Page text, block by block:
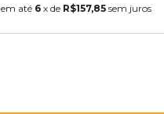
em até 6 x de R$157,85 sem juros